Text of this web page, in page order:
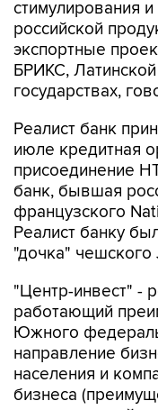
экспортные
БРИКС,
государствах,
Реалист банк
присоединение
банк, бывшая
французского
Реалист банку
"дочка" чешского
"Центр-инвест" -
Южного
направление
населения и
бизнеса
сельским
рейтингового